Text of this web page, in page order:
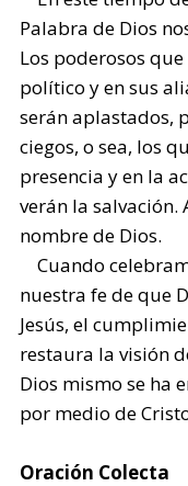
Palabra de Dios
Los poderosos
político y en sus
serán aplastados,
ciegos, o sea, los
presencia y en la
verán la salvación.
nombre de Dios.
Cuando
nuestra fe de que
Jesús, el
restaura la visión
Dios mismo se ha
por medio de
Oración Colecta